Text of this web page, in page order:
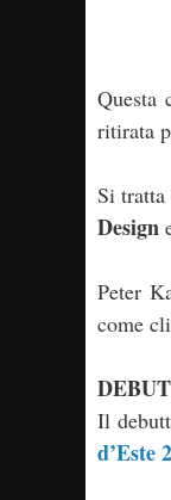
Questa
ritirata
Si tratta
Design
Peter
come
Il
d’Este